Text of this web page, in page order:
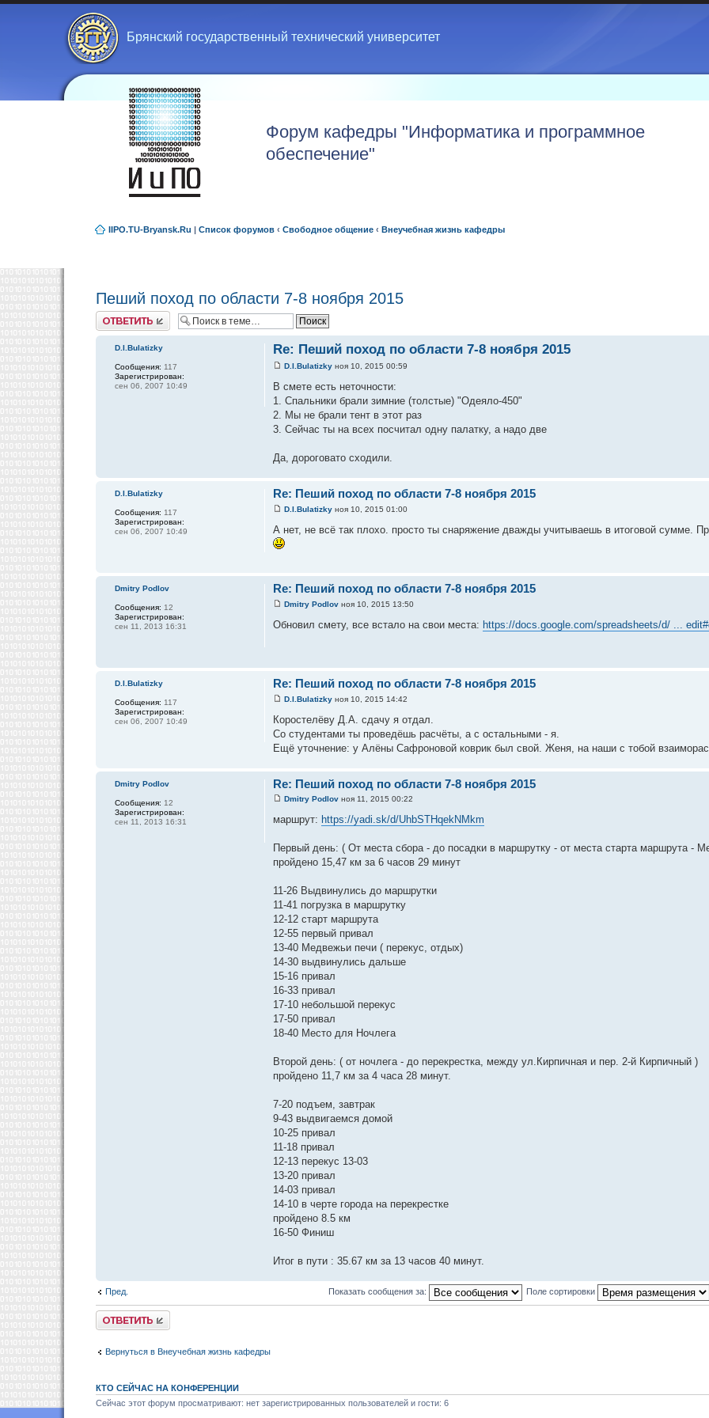
Брянский государственный технический университет
Форум кафедры "Информатика и программное
обеспечение"
IIPO.TU-Bryansk.Ru | Список форумов ‹ Свободное общение ‹ Внеучебная жизнь кафедры
Пеший поход по области 7-8 ноября 2015
Ответить
Re: Пеший поход по области 7-8 ноября 2015
D.I.Bulatizky ноя 10, 2015 00:59
В смете есть неточности:
1. Спальники брали зимние (толстые) "Одеяло-450"
2. Мы не брали тент в этот раз
3. Сейчас ты на всех посчитал одну палатку, а надо две
Да, дороговато сходили.
D.I.Bulatizky
Сообщения: 117
Зарегистрирован:
сен 06, 2007 10:49
Re: Пеший поход по области 7-8 ноября 2015
D.I.Bulatizky ноя 10, 2015 01:00
А нет, не всё так плохо. просто ты снаряжение дважды учитываешь в итоговой сумме.
D.I.Bulatizky
Сообщения: 117
Зарегистрирован:
сен 06, 2007 10:49
Re: Пеший поход по области 7-8 ноября 2015
Dmitry Podlov ноя 10, 2015 13:50
Обновил смету, все встало на свои места: https://docs.google.com/spreadsheets/d/ ...
Dmitry Podlov
Сообщения: 12
Зарегистрирован:
сен 11, 2013 16:31
Re: Пеший поход по области 7-8 ноября 2015
D.I.Bulatizky ноя 10, 2015 14:42
Коростелёву Д.А. сдачу я отдал.
Со студентами ты проведёшь расчёты, а с остальными - я.
Ещё уточнение: у Алёны Сафроновой коврик был свой. Женя, на наши с тобой
D.I.Bulatizky
Сообщения: 117
Зарегистрирован:
сен 06, 2007 10:49
Re: Пеший поход по области 7-8 ноября 2015
Dmitry Podlov ноя 11, 2015 00:22
маршрут: https://yadi.sk/d/UhbSTHqekNMkm
Первый день: ( От места сбора - до посадки в маршрутку - от места старта маршрута -
пройдено 15,47 км за 6 часов 29 минут
11-26 Выдвинулись до маршрутки
11-41 погрузка в маршрутку
12-12 старт маршрута
12-55 первый привал
13-40 Медвежьи печи ( перекус, отдых)
14-30 выдвинулись дальше
15-16 привал
16-33 привал
17-10 небольшой перекус
17-50 привал
18-40 Место для Ночлега
Второй день: ( от ночлега - до перекрестка, между ул.Кирпичная и пер. 2-й Кирпичный )
пройдено 11,7 км за 4 часа 28 минут.
7-20 подъем, завтрак
9-43 выдвигаемся домой
10-25 привал
11-18 привал
12-13 перекус 13-03
13-20 привал
14-03 привал
14-10 в черте города на перекрестке
пройдено 8.5 км
16-50 Финиш
Итог в пути : 35.67 км за 13 часов 40 минут.
Dmitry Podlov
Сообщения: 12
Зарегистрирован:
сен 11, 2013 16:31
Пред. Показать сообщения за: Поле сортировки
Ответить
Вернуться в Внеучебная жизнь кафедры
КТО СЕЙЧАС НА КОНФЕРЕНЦИИ
Сейчас этот форум просматривают: нет зарегистрированных пользователей и гости: 6